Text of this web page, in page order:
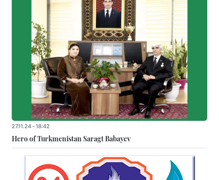
27.11.24 - 18:42
Hero of Turkmenistan Saragt Babayev